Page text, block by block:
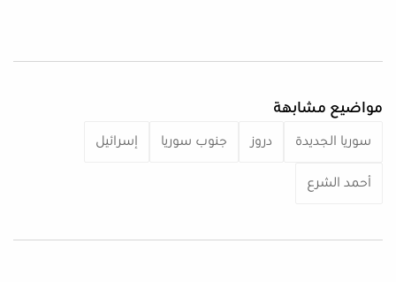
مواضيع مشابهة
سوريا الجديدة دروز جنوب سوريا إسرائيل
أحمد الشرع